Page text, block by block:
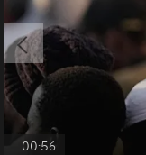
00:56